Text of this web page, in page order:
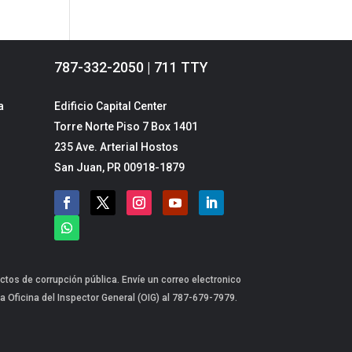
787-332-2050 | 711 TTY
Edificio Capital Center
Torre Norte Piso 7 Box 1401
235 Ave. Arterial Hostos
San Juan, PR 00918-1879
de corrupción pública. Envíe un correo electronico
del Inspector General (OIG) al 787-679-7979.